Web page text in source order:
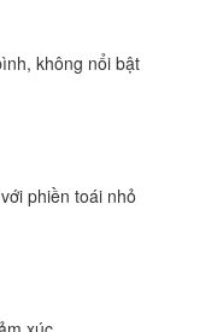
không nổi bật
phiền toái nhỏ